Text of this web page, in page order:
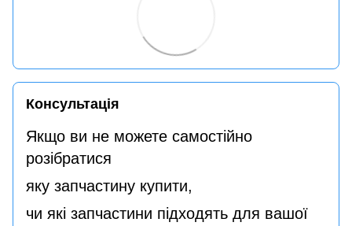
Консультація
Якщо ви не можете самостійно
розібратися
яку запчастину купити,
чи які запчастини підходять для вашої